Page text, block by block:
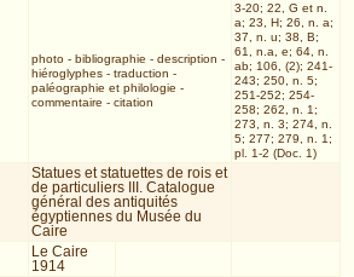
photo- bibliographie - description -
hiéroglyphes- traduction -
paléographie et philologie -
commentaire - citation
3-20; 22, G et n.
a; 23, H; 26, n. a;
37, n. u; 38, B;
61, n.a, e; 64, n.
ab; 106, (2); 241-
243; 250, n. 5;
251-252; 254-
258; 262, n. 1;
273, n. 3; 274, n.
5; 277; 279, n. 1;
pl. 1-2 (Doc. 1)
Statues et statuettes de rois et
de particuliers III. Catalogue
général des antiquités
égyptiennes du Musée du
Caire
Le Caire
1914